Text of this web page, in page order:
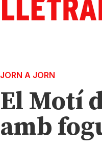
JORN A JORN
El Motí
amb